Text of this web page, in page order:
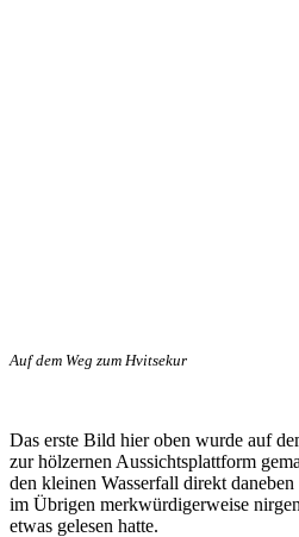
Auf dem Weg zum Hvitsekur
Das erste Bild hier oben wurde auf
zur hölzernen Aussichtsplattform
den kleinen Wasserfall direkt
im Übrigen merkwürdigerweise
etwas gelesen hatte.